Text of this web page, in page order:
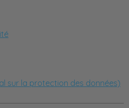
sur la protection des données)